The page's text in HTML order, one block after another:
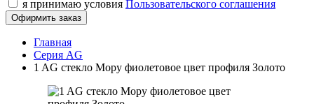
я принимаю условия Пользовательского соглашения
Офирмить заказ
Главная
Серия AG
1 AG стекло Мору фиолетовое цвет профиля Золото